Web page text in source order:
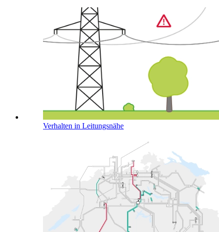
Verhalten in Leitungsnähe